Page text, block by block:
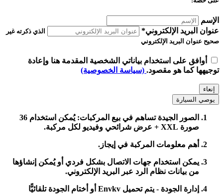
الإسم
عنوان البريد الإلكتروني*
الذي ذكرته غير
صحيح عنوان البريد الإلكتروني
أوافق على استخدام بياناتي الشخصية المقدمة هنا وإعادة
توجيهها كما هو مقصود. (سياسة الخصوصية)
إنعاء
يوصي السيارة
الصور الجيدة تساهم في بيع المركبات: يُمكن استخدام 36
صورة XXL + عرض شرائحي وفيديو لكل مركبة.
أهم معلومات المركبة في إيجاز.
يمكن استخدام جهات الاتصال بشكل فردي أو يُمكن إنشاؤها
من بيانات نظام الرد عبر البريد الإلكتروني.
إدارة الجودة - يتم تحميل Envkv أو أختام الجودة تلقائيًّا